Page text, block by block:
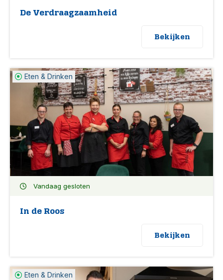
De Verdraagzaamheid
Bekijken
Eten & Drinken
Vandaag gesloten
In de Roos
Bekijken
Eten & Drinken